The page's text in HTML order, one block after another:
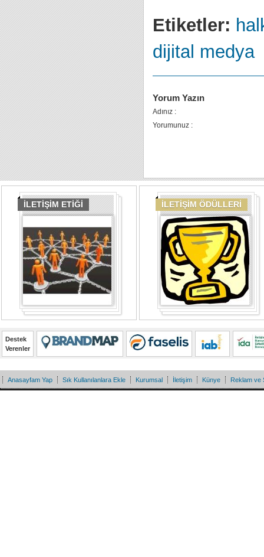
Etiketler:
dijital medya
Yorum Yazın
Adınız :
Yorumunuz :
İLETİŞİM ETİĞİ İLETİŞİM ÖDÜLLERİ
Destek
Verenler
Anasayfam Yap Sık Kullanılanlara Ekle Kurumsal İletişim Künye Reklam ve